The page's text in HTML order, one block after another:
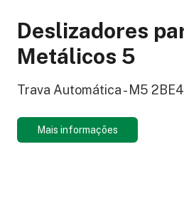
Deslizadores
Metálicos 5
Trava Automática - M5 2BE4
Mais informações